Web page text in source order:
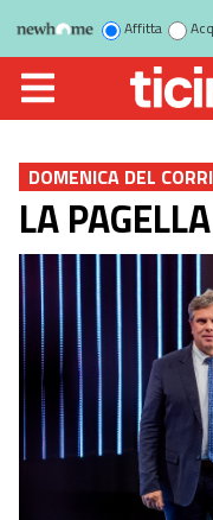
Affitta
DOMENICA DEL
LA